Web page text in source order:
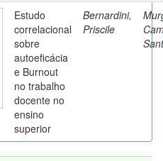
Estudo
correlacional
sobre
autoeficácia
e Burnout
no trabalho
docente no
ensino
superior
Bernardini,
Priscile